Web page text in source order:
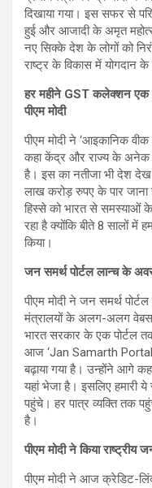
दिखाया गया। इस सफर से
हुई और आजादी के अमृत
नए सिक्के देश के लोगों को
राष्ट्र के विकास में योगदान
हर महीने GST कलेक्शन एक
पीएम मोदी
पीएम मोदी ने ‘आइकानिक
कहा केंद्र और राज्य के अनेक
है। इस का नतीजा भी देश
लाख करोड़ रुपए के पार जाना
हिस्से को भारत से समस्याओं के
रहा है क्योंकि बीते 8 सालों में
किया।
जन समर्थ पोर्टल लान्च के
पीएम मोदी ने जन समर्थ
मंत्रालयों के अलग-अलग
भारत सरकार के एक पोर्टल
आज ‘Jan Samarth Portal’
बढ़ाया गया है। उन्होंने आगे
यहां भेजा है। इसलिए हमारी
पहुंचे। हर पात्र व्यक्ति तक
है।
पीएम मोदी ने किया राष्ट्रीय
पीएम मोदी ने आज क्रेडिट-